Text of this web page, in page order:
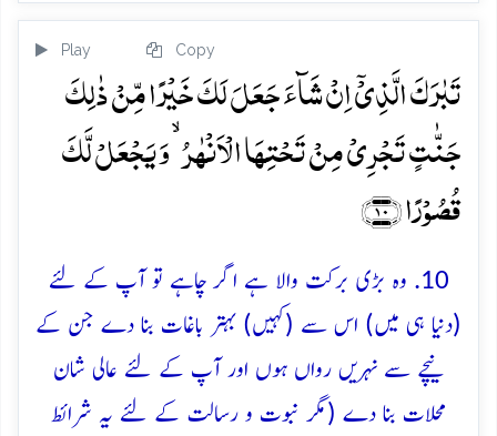
Play Copy
تَبٰرَکَ الَّذِیۡۤ اِنۡ شَآءَ جَعَلَ لَکَ خَیۡرًا مِّنۡ ذٰلِکَ
جَنّٰتٍ تَجۡرِیۡ مِنۡ تَحۡتِہَا الۡاَنۡہٰرُ ۙ وَ یَجۡعَلۡ لَّکَ
قُصُوۡرًا ﴿۱۰﴾
10. وہ بڑی برکت والا ہے اگر چاہے تو آپ کے لئے
(دنیا ہی میں) اس سے (کہیں) بہتر باغات بنا دے جن کے
نیچے سے نہریں رواں ہوں اور آپ کے لئے عالی شان
محلات بنا دے (مگر نبوت و رسالت کے لئے یہ شرائط